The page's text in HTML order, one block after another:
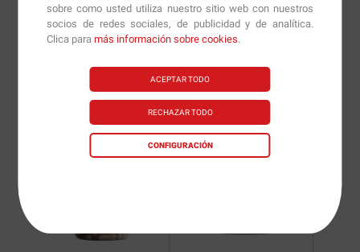
sobre como usted utiliza nuestro sitio web con nuestros
socios de redes sociales, de publicidad y de analítica.
Clica paramás información sobre cookies.
ACEPTAR TODO
RECHAZAR TODO
CONFIGURACIÓN
Nuevas versiones y
recomendaciones de
nuestros nutricionistas.